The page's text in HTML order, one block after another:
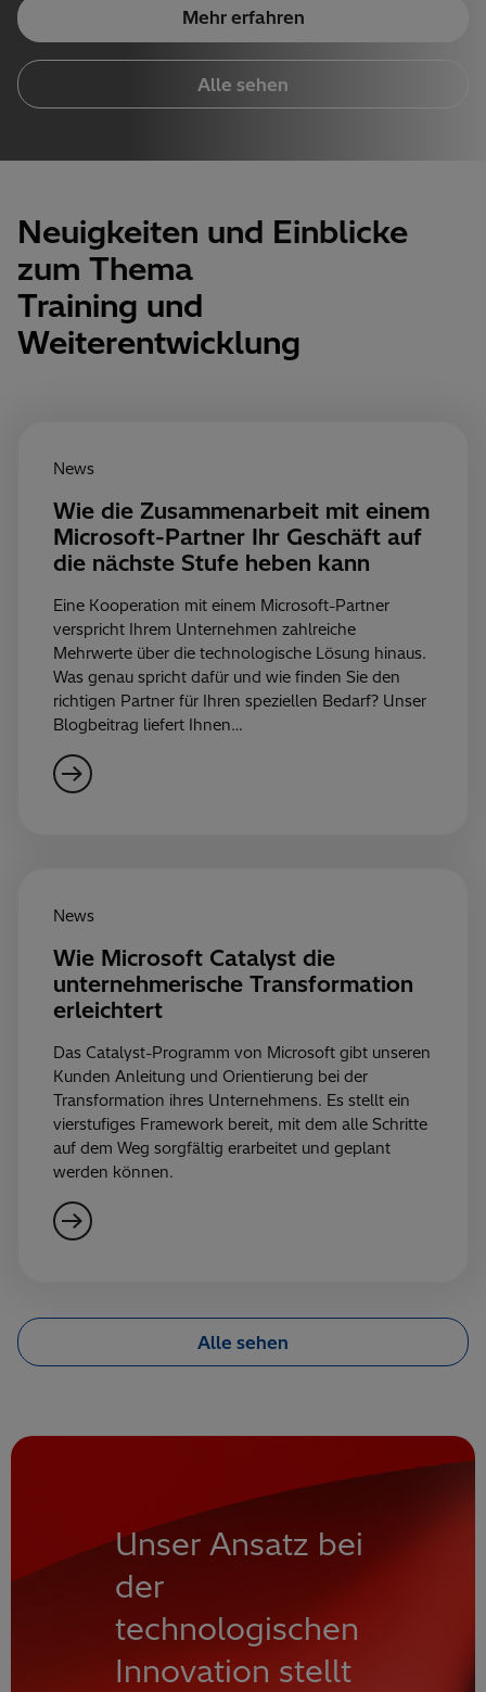
Mehr erfahren
Alle sehen
Neuigkeiten und Einblicke
zum Thema
Training und
Weiterentwicklung
News
Wie die Zusammenarbeit mit einem
Microsoft-Partner Ihr Geschäft auf
die nächste Stufe heben kann
Eine Kooperation mit einem Microsoft-Partner
verspricht Ihrem Unternehmen zahlreiche
Mehrwerte über die technologische Lösung hinaus.
Was genau spricht dafür und wie finden Sie den
richtigen Partner für Ihren speziellen Bedarf? Unser
Blogbeitrag liefert Ihnen…
News
Wie Microsoft Catalyst die
unternehmerische Transformation
erleichtert
Das Catalyst-Programm von Microsoft gibt unseren
Kunden Anleitung und Orientierung bei der
Transformation ihres Unternehmens. Es stellt ein
vierstufiges Framework bereit, mit dem alle Schritte
auf dem Weg sorgfältig erarbeitet und geplant
werden können.
Alle sehen
Unser Ansatz bei
der
technologischen
Innovation stellt